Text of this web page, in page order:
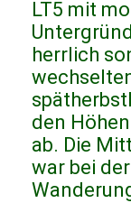
LT5 mit
herrlich
den
ab. Die
war bei